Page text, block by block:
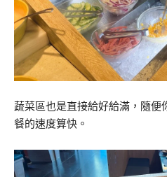
蔬菜區也是直接給好給滿，隨便
餐的速度算快。